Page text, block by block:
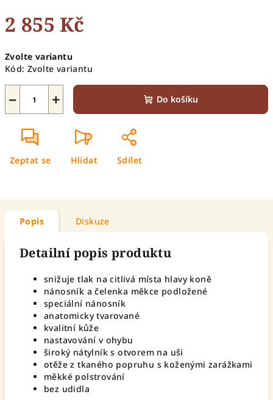
2 855 Kč
cena:
Zvolte variantu
Kód: Zvolte variantu
+
− Do košíku
Zeptat se Hlídat Sdílet
Popis Diskuze
Detailní popis produktu
snižuje tlak na citlivá místa hlavy koně
nánosník a čelenka měkce podložené
speciální nánosník
anatomicky tvarované
kvalitní kůže
nastavování v ohybu
široký nátylník s otvorem na uši
otěže z tkaného popruhu s koženými zarážkami
měkké polstrování
bez udidla